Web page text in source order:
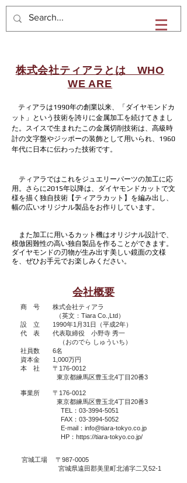
株式会社ティアラ
株式会社ティアラとは WHO
WE ARE
ティアラは1990年の創業以来、「ダイヤモンドカ
ット」という技術を誇りに金属加工を続けてきまし
た。スイスで生まれたこの金属切削技術は、高級時
計の文字盤やジッポーの装飾として用いられ、1960
年代に日本に伝わった技術です。
ティアラではこれをジュエリーパーツの加工に応
用。さらに2015年以降は、ダイヤモンドカットで文
様を描く独自技術【ティアラカット】を編み出し、
幅の広いオリジナル製品をお作りしています。
また加工に用いるカット機はオリジナル設計で、
模倣困難性の高い独自製品を作ることができます。
ダイヤモンドの刃物が生み出す美しい鏡面の文様
を、ぜひお手元でお楽しみください。
会社概要
商 号 株式会社ティアラ
（英文：Tiara Co.,Ltd）
設 立 1990年1月31日（平成2年）
代 表 代表取締役 小野寺 秀一
（おのでら しゅういち）
社員数 6名
資本金 1,000万円
本 社 〒176-0012
東京都練馬区豊玉北4丁目20番3
事業所 〒176-0012
東京都練馬区豊玉北4丁目20番3
TEL：03-3994-5051
FAX：03-3994-5052
E-mail： info@tiara-tokyo.co.jp
HP： https://tiara-tokyo.co.jp/
宮城工場 〒987-0005
宮城県遠田郡美里町北浦字二又52-1